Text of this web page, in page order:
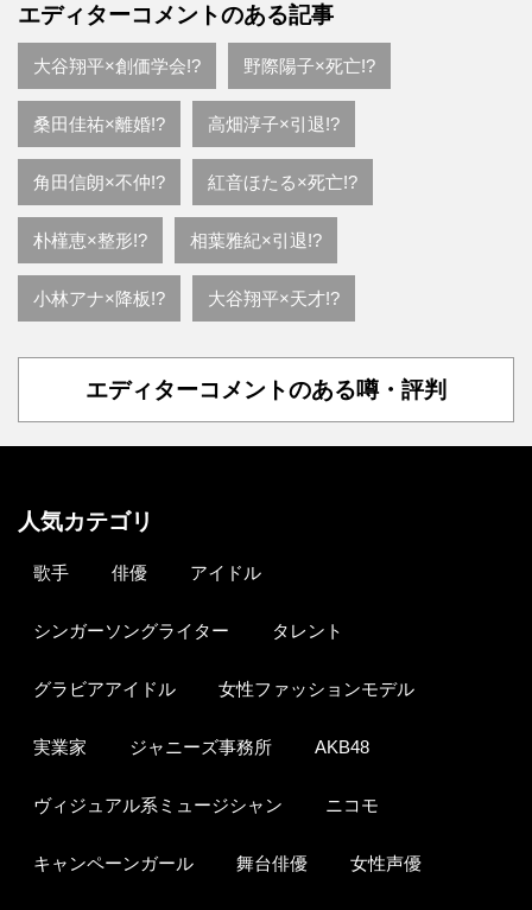
エディターコメントのある記事
大谷翔平×創価学会!? 野際陽子×死亡!?
桑田佳祐×離婚!? 高畑淳子×引退!?
角田信朗×不仲!? 紅音ほたる×死亡!?
朴槿恵×整形!? 相葉雅紀×引退!?
小林アナ×降板!? 大谷翔平×天才!?
エディターコメントのある噂・評判
人気カテゴリ
歌手 俳優 アイドル
シンガーソングライター タレント
グラビアアイドル 女性ファッションモデル
実業家 ジャニーズ事務所 AKB48
ヴィジュアル系ミュージシャン ニコモ
キャンペーンガール 舞台俳優 女性声優